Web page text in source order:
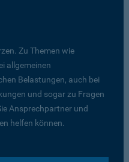
Zu Themen wie
allgemeinen
Belastungen, auch bei
und sogar zu Fragen
Ansprechpartner und
helfen können.